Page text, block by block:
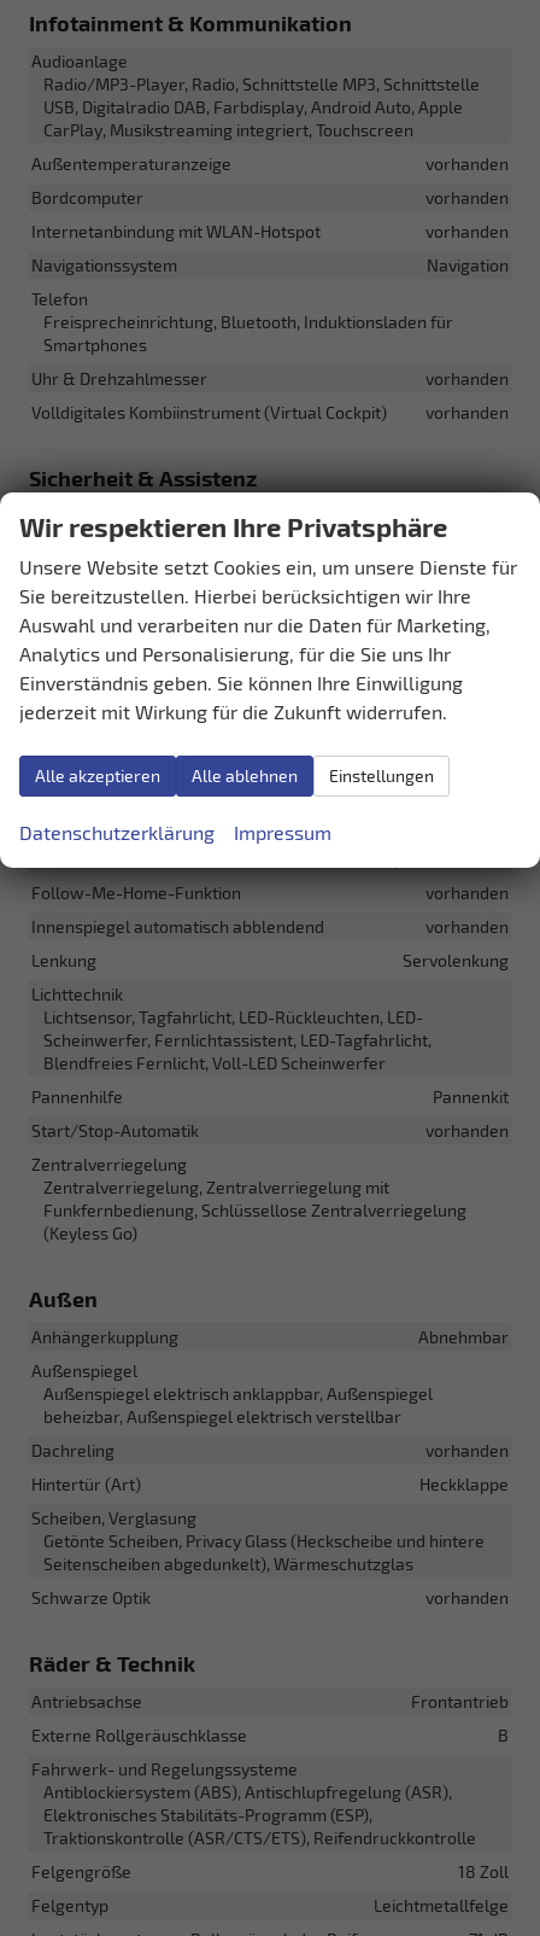
Infotainment & Kommunikation
Audioanlage
Radio/MP3-Player, Radio, Schnittstelle MP3, Schnittstelle
USB, Digitalradio DAB, Farbdisplay, Android Auto, Apple
CarPlay, Musikstreaming integriert, Touchscreen
Außentemperaturanzeige
vorhanden
Bordcomputer
vorhanden
Internetanbindung mit WLAN-Hotspot
vorhanden
Navigationssystem
Navigation
Telefon
Freisprecheinrichtung, Bluetooth, Induktionsladen für
Smartphones
Uhr & Drehzahlmesser
vorhanden
Volldigitales Kombiinstrument (Virtual Cockpit)
vorhanden
Sicherheit & Assistenz
Airbags
Airbag, Fenster-/Kopfairbags Vorne, Beifahrerairbag
abschaltbar, Seitenairbags Vorne, Beifahrerairbag
Assistenzsysteme
Regensensor, Tempomat, Notbremsassistent (City-Safety),
Spurwechselassistent, Fußgängererkennung,
Abstandstempomat adaptiv (ACC),
Verkehrzeichenerkennung, Toter-Winkel-Assistent,
Notrufsystem, Autonomes Notbremssystem,
Abstandswarner, Geschwindigkeitsbegrenzer
Selbstlenkendes System, Park Distance Control vorne, Park
Follow-Me-Home-Funktion
vorhanden
Innenspiegel automatisch abblendend
vorhanden
Lenkung
Servolenkung
Lichttechnik
Lichtsensor, Tagfahrlicht, LED-Rückleuchten, LED-
Scheinwerfer, Fernlichtassistent, LED-Tagfahrlicht,
Blendfreies Fernlicht, Voll-LED Scheinwerfer
Pannenhilfe
Pannenkit
Start/Stop-Automatik
vorhanden
Zentralverriegelung
Zentralverriegelung, Zentralverriegelung mit
Funkfernbedienung, Schlüssellose Zentralverriegelung
(Keyless Go)
Außen
Anhängerkupplung
Abnehmbar
Außenspiegel
Außenspiegel elektrisch anklappbar, Außenspiegel
beheizbar, Außenspiegel elektrisch verstellbar
Dachreling
vorhanden
Hintertür (Art)
Heckklappe
Scheiben, Verglasung
Getönte Scheiben, Privacy Glass (Heckscheibe und hintere
Seitenscheiben abgedunkelt), Wärmeschutzglas
Schwarze Optik
vorhanden
Räder & Technik
Antriebsachse
Frontantrieb
Externe Rollgeräuschklasse
B
Fahrwerk- und Regelungssysteme
Antiblockiersystem (ABS), Antischlupfregelung (ASR),
Elektronisches Stabilitäts-Programm (ESP),
Traktionskontrolle (ASR/CTS/ETS), Reifendruckkontrolle
Felgengröße
18 Zoll
Felgentyp
Leichtmetallfelge
Wir respektieren Ihre Privatsphäre
Unsere Website setzt Cookies ein, um unsere Dienste für
Sie bereitzustellen. Hierbei berücksichtigen wir Ihre
Auswahl und verarbeiten nur die Daten für Marketing,
Analytics und Personalisierung, für die Sie uns Ihr
Einverständnis geben. Sie können Ihre Einwilligung
jederzeit mit Wirkung für die Zukunft widerrufen.
Alle akzeptieren Alle ablehnen Einstellungen
Datenschutzerklärung Impressum